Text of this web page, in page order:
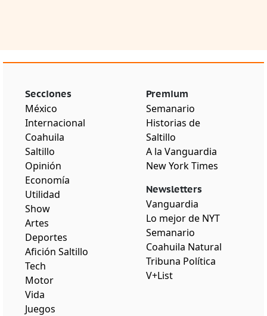
Secciones
México
Internacional
Coahuila
Saltillo
Opinión
Economía
Utilidad
Show
Artes
Deportes
Afición Saltillo
Tech
Motor
Vida
Juegos
Premium
Semanario
Historias de
Saltillo
A la Vanguardia
New York Times
Newsletters
Vanguardia
Lo mejor de NYT
Semanario
Coahuila Natural
Tribuna Política
V+List